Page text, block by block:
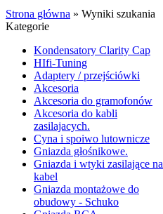
Strona główna » Wyniki szukania
Kategorie
Kondensatory Clarity Cap
HIfi-Tuning
Adaptery / przejściówki
Akcesoria
Akcesoria do gramofonów
Akcesoria do kabli
zasilajacych.
Cyna i spoiwo lutownicze
Gniazda głośnikowe.
Gniazda i wtyki zasilające na
kabel
Gniazda montażowe do
obudowy - Schuko